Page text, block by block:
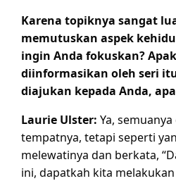
Karena topiknya sangat
memutuskan aspek
ingin Anda fokuskan?
diinformasikan oleh seri
diajukan kepada Anda,
Laurie Ulster: Ya,
tempatnya, tetapi seperti
melewatinya dan berkata,
ini, dapatkah kita